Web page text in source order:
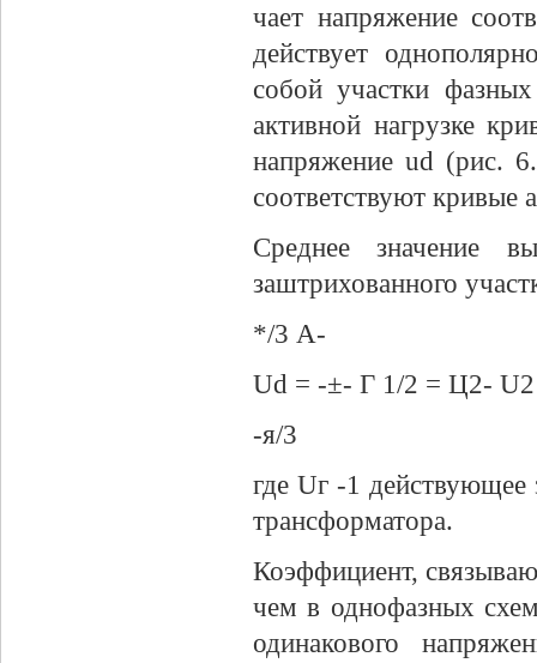
чает напряжение
действует
собой участки
активной нагрузке
напряжение ud (рис.
соответствуют кривые
Среднее значение
заштрихованного
*/3 А-
Ud = -±- Г 1/2 = Ц2-
-я/3
где Uг -1 действующее
трансформатора.
Коэффициент,
чем в однофазных
одинакового